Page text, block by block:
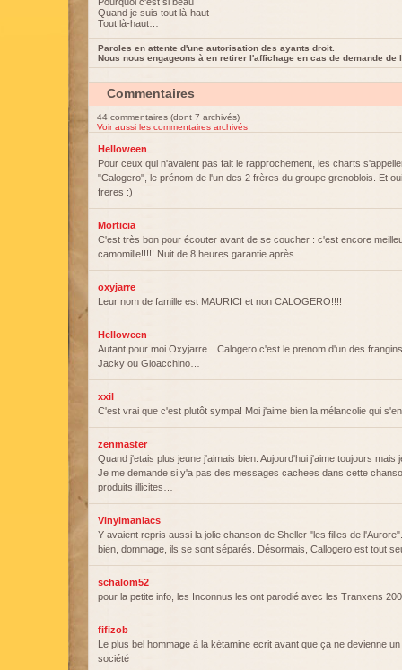
Quand je suis tout là-haut
Tout là-haut…
Paroles en attente d'une autorisation des ayants droit.
Nous nous engageons à en retirer l'affichage en cas de demande de
Commentaires
44 commentaires (dont 7 archivés)
Voir aussi les commentaires archivés
Helloween
Pour ceux qui n'avaient pas fait le rapprochement, les charts
"Calogero", le prénom de l'un des 2 frères du groupe grenoblois. Et
freres :)
Morticia
C'est très bon pour écouter avant de se coucher : c'est encore
camomille!!!!! Nuit de 8 heures garantie après….
oxyjarre
Leur nom de famille est MAURICI et non CALOGERO!!!!
Helloween
Autant pour moi Oxyjarre…Calogero c'est le prenom d'un des
Jacky ou Gioacchino…
xxil
C'est vrai que c'est plutôt sympa! Moi j'aime bien la mélancolie qui
zenmaster
Quand j'etais plus jeune j'aimais bien. Aujourd'hui j'aime toujours mais
Je me demande si y'a pas des messages cachees dans cette
produits illicites…
Vinylmaniacs
Y avaient repris aussi la jolie chanson de Sheller "les filles de
bien, dommage, ils se sont séparés. Désormais, Callogero est tout
schalom52
pour la petite info, les Inconnus les ont parodié avec les Tranxens
fifizob
Le plus bel hommage à la kétamine ecrit avant que ça ne devienne
société